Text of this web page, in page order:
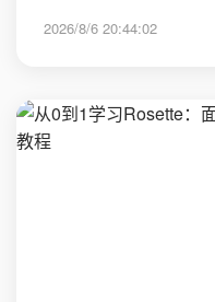
2026/8/6 20:44:02